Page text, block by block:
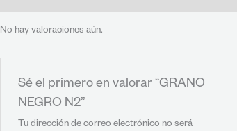
No hay valoraciones aún.
Sé el primero en valorar “GRANO
NEGRO N2”
Tu dirección de correo electrónico no será